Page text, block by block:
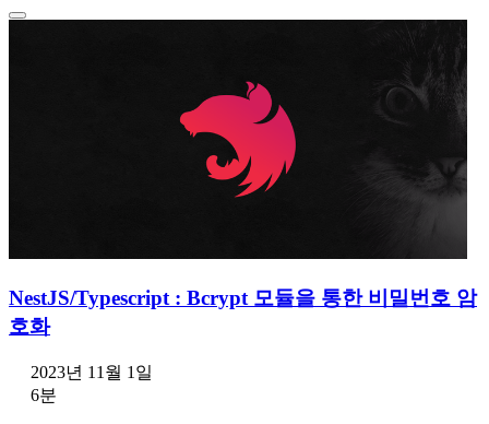
NestJS/Typescript : Bcrypt 모듈을 통한 비밀번호 암
호화
2023년 11월 1일
6분